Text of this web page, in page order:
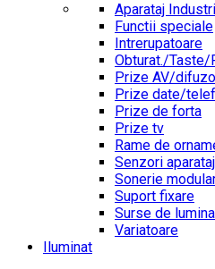
Aparataj
Functii speciale
Intrerupatoare
Obturat./Taste/
Prize AV/
Prize date/
Prize de forta
Prize tv
Rame de
Senzori aparataj
Sonerie
Suport fixare
Surse de lumina
Variatoare
Iluminat